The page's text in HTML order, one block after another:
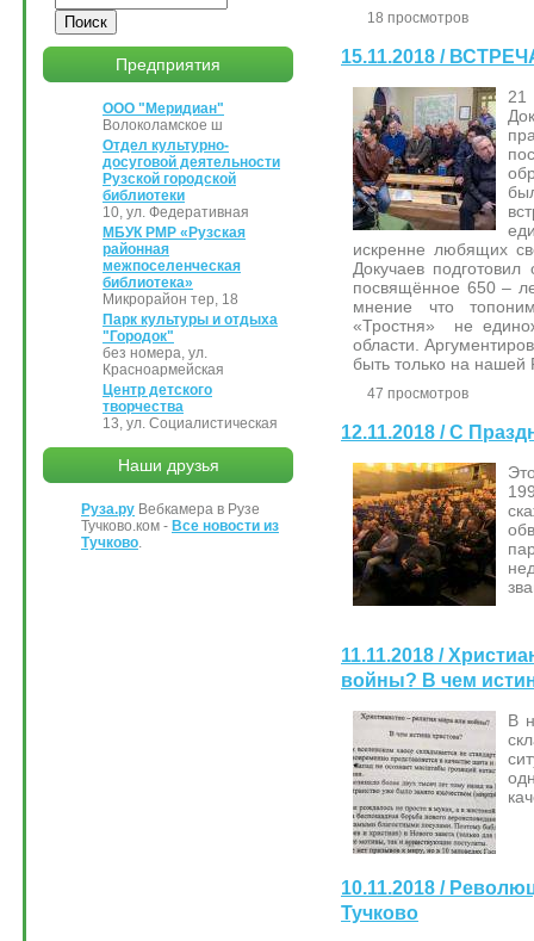
18 просмотров
15.11.2018 /
21
искренне любящих
Докучаев
посвящённое 650 –
мнение что
«Тростня» не
области.
быть только на нашей
47 просмотров
12.11.2018 / С
11.11.2018 /
войны? В чем
В
10.11.2018 /
Тучково
Предприятия
ООО "Меридиан"
Волоколамское ш
Отдел культурно-
досуговой деятельности
Рузской городской
библиотеки
10, ул. Федеративная
МБУК РМР «Рузская
районная
межпоселенческая
библиотека»
Микрорайон тер, 18
Парк культуры и отдыха
"Городок"
без номера, ул.
Красноармейская
Центр детского
творчества
13, ул. Социалистическая
Наши друзья
Руза.ру Вебкамера в Рузе
Тучково.ком - Все новости из
Тучково.